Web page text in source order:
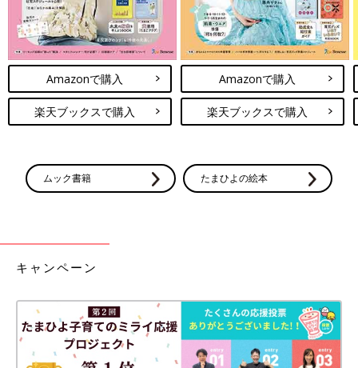
Amazonで購入
楽天ブックスで購入
Amazonで購入
楽天ブックスで購入
ムック書籍 たまひよの絵本
キャンペーン